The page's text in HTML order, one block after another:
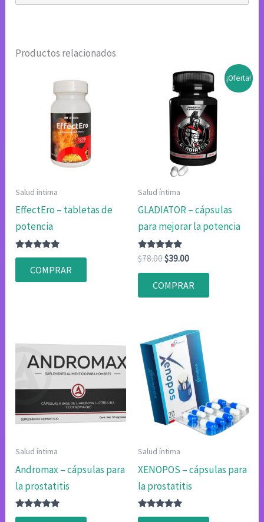
Productos relacionados
Salud íntima
EffectEro – tabletas de
potencia
Valorado
4.80
de 5
COMPRAR
¡Oferta!
Salud íntima
GLADIATOR – cápsulas
para mejorar la potencia
Valorado
con
4.75
$78.00El
original
era:
$39.00El
actual
es:
COMPRAR
Salud íntima
Andromax – cápsulas para
la prostatitis
Valorado
Salud íntima
XENOPOS – cápsulas para
la prostatitis
Valorado